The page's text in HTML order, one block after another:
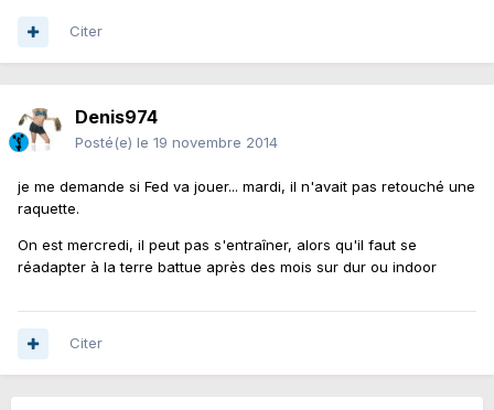
Citer
Denis974
Posté(e) le 19 novembre 2014
je me demande si Fed va jouer... mardi, il n'avait pas retouché une
raquette.
On est mercredi, il peut pas s'entraîner, alors qu'il faut se
réadapter à la terre battue après des mois sur dur ou indoor
Citer